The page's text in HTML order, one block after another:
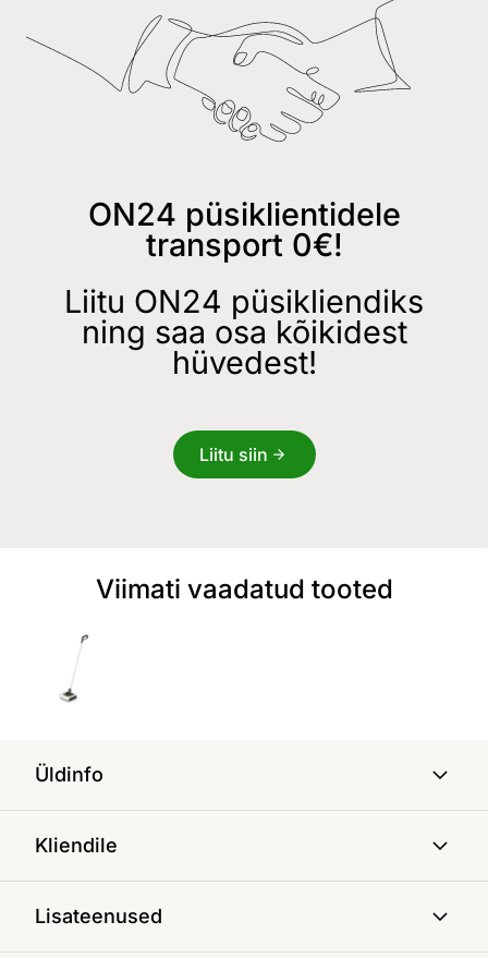
ON24 püsiklientidele
transport 0€!
Liitu ON24 püsikliendiks
ning saa osa kõikidest
hüvedest!
Liitu siin
Viimati vaadatud tooted
Üldinfo
Kliendile
Lisateenused